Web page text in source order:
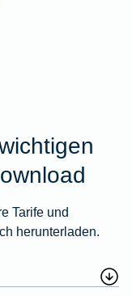
Tarife und
herunterladen.